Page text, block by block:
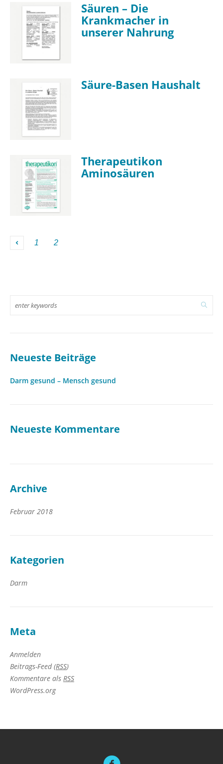
Säuren – Die
Krankmacher in
unserer Nahrung
Säure-Basen Haushalt
Therapeutikon
Aminosäuren
1 2
Neueste Beiträge
Darm gesund – Mensch gesund
Neueste Kommentare
Archive
Februar 2018
Kategorien
Darm
Meta
Anmelden
Beitrags-Feed (RSS)
Kommentare als RSS
WordPress.org